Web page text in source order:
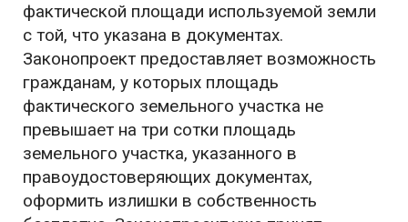
фактической площади используемой земли
с той, что указана в документах.
Законопроект предоставляет возможность
гражданам, у которых площадь
фактического земельного участка не
превышает на три сотки площадь
земельного участка, указанного в
правоудостоверяющих документах,
оформить излишки в собственность